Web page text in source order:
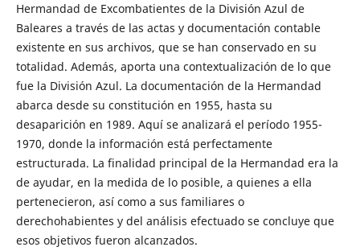
Hermandad de Excombatientes de la División Azul de
Baleares a través de las actas y documentación contable
existente en sus archivos, que se han conservado en su
totalidad. Además, aporta una contextualización de lo que
fue la División Azul. La documentación de la Hermandad
abarca desde su constitución en 1955, hasta su
desaparición en 1989. Aquí se analizará el período 1955-
1970, donde la información está perfectamente
estructurada. La finalidad principal de la Hermandad era la
de ayudar, en la medida de lo posible, a quienes a ella
pertenecieron, así como a sus familiares o
derechohabientes y del análisis efectuado se concluye que
esos objetivos fueron alcanzados.